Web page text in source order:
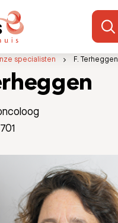
specialisten F. Terheggen